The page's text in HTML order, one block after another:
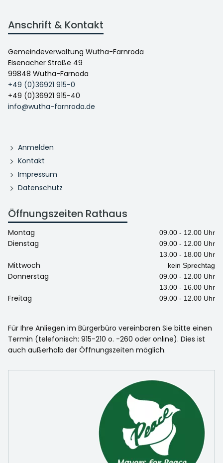
Anschrift & Kontakt
Gemeindeverwaltung Wutha-Farnroda
Eisenacher Straße 49
99848 Wutha-Farnoda
+49 (0)36921 915-0
+49 (0)36921 915-40
info@wutha-farnroda.de
Anmelden
Kontakt
Impressum
Datenschutz
Öffnungszeiten Rathaus
Montag 09.00 - 12.00 Uhr
Dienstag
09.00 - 12.00 Uhr
13.00 - 18.00 Uhr
Mittwoch kein Sprechtag
Donnerstag
09.00 - 12.00 Uhr
13.00 - 16.00 Uhr
Freitag 09.00 - 12.00 Uhr
Für Ihre Anliegen im Bürgerbüro vereinbaren Sie bitte einen
Termin (telefonisch: 915-210 o. -260 oder online). Dies ist
auch außerhalb der Öffnungszeiten möglich.